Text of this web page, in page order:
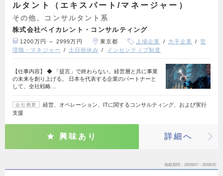
ルタント（エキスパート/マネージャー）
その他、コンサルタント系
株式会社ベイカレント・コンサルティング
1200万円 ～ 2999万円 東京都 上場企業 大手企業
管
理職・マネジャー
土日祝休み インセンティブ制度
【仕事内容】 ◆ 「提言」で終わらない。経営層と共に事業
の未来を創り上げる。 日本を代表する企業のパートナーと
して、全社戦略…
会社概要
経営、オペレーション、ITに関するコンサルティング、および実行
支援
興味あり 詳細へ
掲載期間 26/08/07～26/08/20